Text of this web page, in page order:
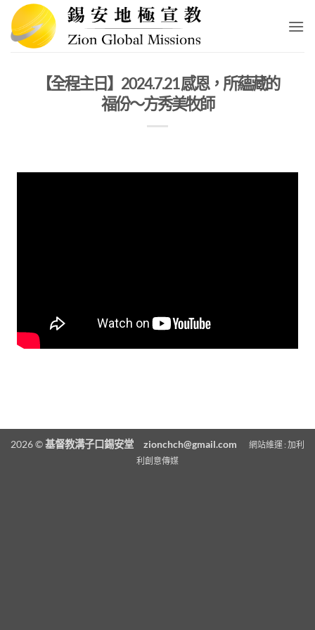
Skip
content
【全程主日】2024.7.21 感恩，所蘊藏的
福份～方秀美牧師
2026 ©基督教溝子口錫安堂 zionchch@gmail.com 網站維運 : 加利
利創意傳媒